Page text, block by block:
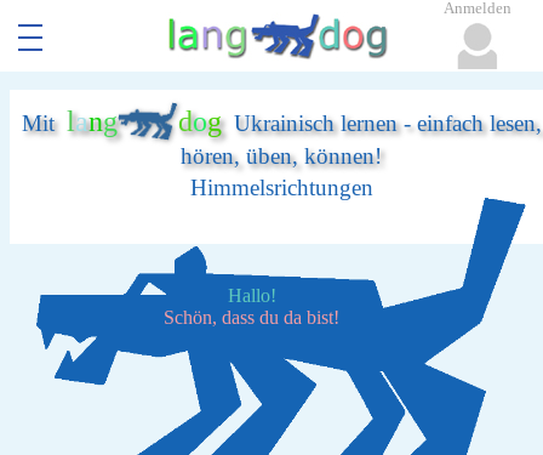
Mit lang dogUkrainisch lernen - einfach lesen,
hören, üben, können!
Himmelsrichtungen
Hallo!
Schön, dass du da bist!
Anmelden